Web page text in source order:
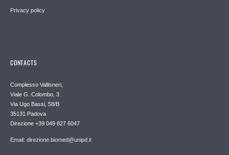
Privacy policy
CONTACTS
Complesso Vallisneri,
Viale G. Colombo, 3
Via Ugo Bassi, 58/B
35131 Padova
Direzione +39 049 827 6047
Email: direzione.biomed@unipd.it